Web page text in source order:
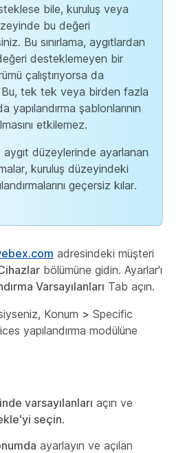
bile, kuruluş veya
bu değeri
Bu sınırlama, aygıtlardan
desteklemeyen bir
çalıştırıyorsa da
Bu, tek tek veya birden fazla
yapılandırma şablonlarının
etkilemez.
aygıt düzeylerinde ayarlanan
kuruluş düzeyindeki
geçersiz kılar.
adresindeki müşteri
bölümüne gidin. Ayarlar'ı
Varsayılanları Tab açın.
Konum > Specific
yapılandırma modülüne
varsayılanları açın ve
seçin.
ayarlayın ve açılan